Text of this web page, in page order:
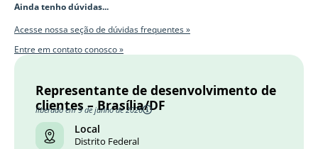
Ainda tenho dúvidas...
Acesse nossa seção de dúvidas frequentes »
Entre em contato conosco »
Representante de desenvolvimento de
clientes – Brasília/DF
liberado em 9 de junho de 2026
Local
Distrito Federal